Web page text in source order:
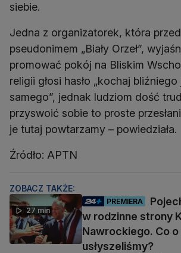
siebie.
Jedna z organizatorek, która
pseudonimem „Biały Orzeł”,
promować pokój na Bliskim
religii głosi hasło „kochaj
samego”, jednak ludziom dość
przyswoić sobie to proste
je tutaj powtarzamy – powiedziała.
Źródło: APTN
ZOBACZ TAKŻE:
27 min
PREMIERA
w rodzinne strony
Nawrockiego. Co o
usłyszeliśmy?